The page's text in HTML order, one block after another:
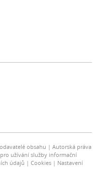
obsahu
Autorská práva
užívání služby informační
údajů Cookies
Nastavení